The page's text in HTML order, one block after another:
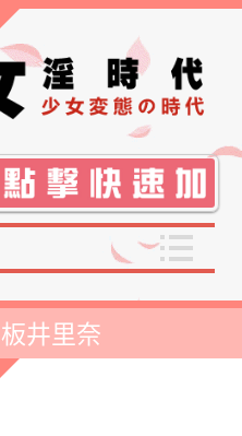
井里奈